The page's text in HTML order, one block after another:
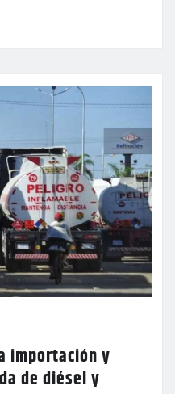
importación y
de diésel y